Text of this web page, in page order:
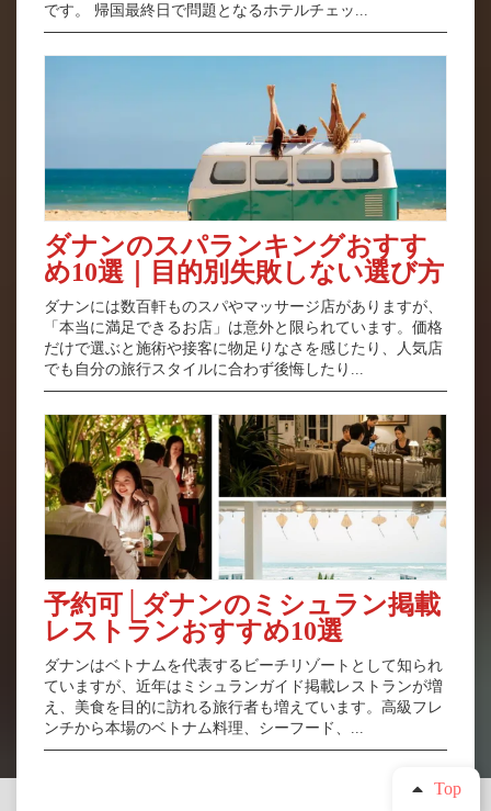
です。 帰国最終日で問題となるホテルチェッ...
ダナンのスパランキングおすす
め10選｜目的別失敗しない選び方
ダナンには数百軒ものスパやマッサージ店がありますが、
「本当に満足できるお店」は意外と限られています。価格
だけで選ぶと施術や接客に物足りなさを感じたり、人気店
でも自分の旅行スタイルに合わず後悔したり...
予約可│ダナンのミシュラン掲載
レストランおすすめ10選
ダナンはベトナムを代表するビーチリゾートとして知られ
ていますが、近年はミシュランガイド掲載レストランが増
え、美食を目的に訪れる旅行者も増えています。高級フレ
ンチから本場のベトナム料理、シーフード、...
Top